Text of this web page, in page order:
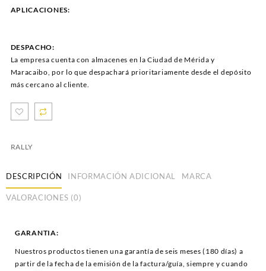
APLICACIONES:
DESPACHO:
La empresa cuenta con almacenes en la Ciudad de Mérida y
Maracaibo, por lo que despachará prioritariamente desde el depósito
más cercano al cliente.
RALLY
DESCRIPCIÓN INFORMACIÓN ADICIONAL MARCA
VALORACIONES (0)
GARANTIA:
Nuestros productos tienen una garantía de seis meses (180 días) a
partir de la fecha de la emisión de la factura/guía, siempre y cuando